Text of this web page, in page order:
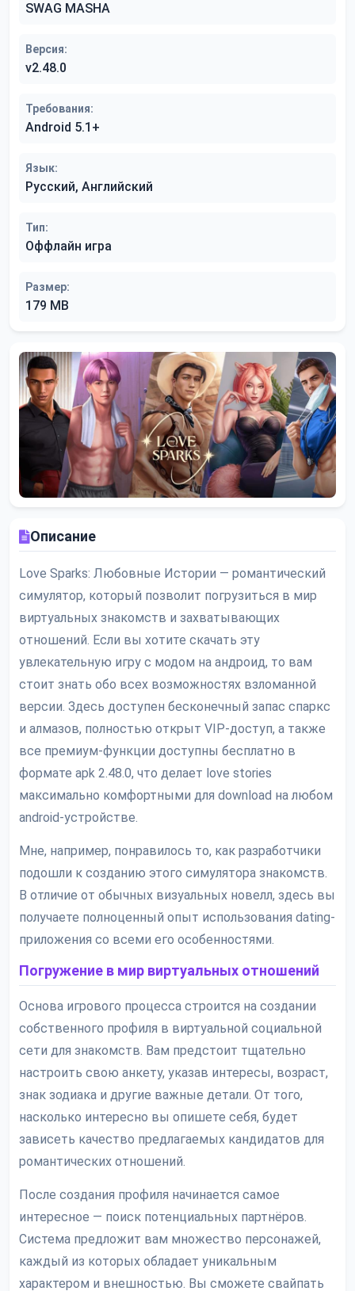
SWAG MASHA
Версия:
v2.48.0
Требования:
Android 5.1+
Язык:
Русский, Английский
Тип:
Оффлайн игра
Размер:
179 MB
Описание
Love Sparks: Любовные Истории — романтический
симулятор, который позволит погрузиться в мир
виртуальных знакомств и захватывающих
отношений. Если вы хотите скачать эту
увлекательную игру с модом на андроид, то вам
стоит знать обо всех возможностях взломанной
версии. Здесь доступен бесконечный запас спаркс
и алмазов, полностью открыт VIP-доступ, а также
все премиум-функции доступны бесплатно в
формате apk 2.48.0, что делает love stories
максимально комфортными для download на любом
android-устройстве.
Мне, например, понравилось то, как разработчики
подошли к созданию этого симулятора знакомств.
В отличие от обычных визуальных новелл, здесь вы
получаете полноценный опыт использования dating-
приложения со всеми его особенностями.
Погружение в мир виртуальных отношений
Основа игрового процесса строится на создании
собственного профиля в виртуальной социальной
сети для знакомств. Вам предстоит тщательно
настроить свою анкету, указав интересы, возраст,
знак зодиака и другие важные детали. От того,
насколько интересно вы опишете себя, будет
зависеть качество предлагаемых кандидатов для
романтических отношений.
После создания профиля начинается самое
интересное — поиск потенциальных партнёров.
Система предложит вам множество персонажей,
каждый из которых обладает уникальным
характером и внешностью. Вы сможете свайпать